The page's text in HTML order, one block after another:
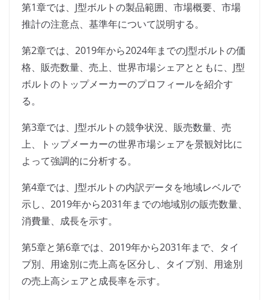
第1章では、J型ボルトの製品範囲、市場概要、市場
推計の注意点、基準年について説明する。
第2章では、2019年から2024年までのJ型ボルトの価
格、販売数量、売上、世界市場シェアとともに、J型
ボルトのトップメーカーのプロフィールを紹介す
る。
第3章では、J型ボルトの競争状況、販売数量、売
上、トップメーカーの世界市場シェアを景観対比に
よって強調的に分析する。
第4章では、J型ボルトの内訳データを地域レベルで
示し、2019年から2031年までの地域別の販売数量、
消費量、成長を示す。
第5章と第6章では、2019年から2031年まで、タイ
プ別、用途別に売上高を区分し、タイプ別、用途別
の売上高シェアと成長率を示す。